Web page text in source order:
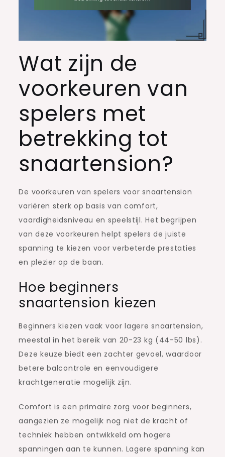
Wat zijn de
voorkeuren van
spelers met
betrekking tot
snaartension?
De voorkeuren van spelers voor snaartension
variëren sterk op basis van comfort,
vaardigheidsniveau en speelstijl. Het begrijpen
van deze voorkeuren helpt spelers de juiste
spanning te kiezen voor verbeterde prestaties
en plezier op de baan.
Hoe beginners
snaartension kiezen
Beginners kiezen vaak voor lagere snaartension,
meestal in het bereik van 20-23 kg (44-50 lbs).
Deze keuze biedt een zachter gevoel, waardoor
betere balcontrole en eenvoudigere
krachtgeneratie mogelijk zijn.
Comfort is een primaire zorg voor beginners,
aangezien ze mogelijk nog niet de kracht of
techniek hebben ontwikkeld om hogere
spanningen aan te kunnen. Lagere spanning kan